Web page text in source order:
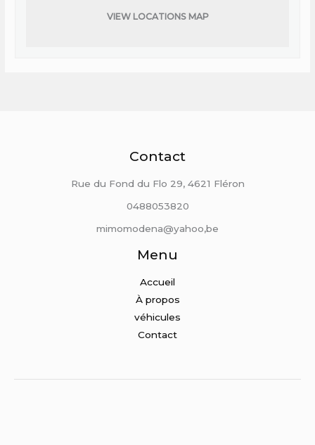
VIEW LOCATIONS MAP
Contact
Rue du Fond du Flo 29, 4621 Fléron
0488053820
mimomodena@yahoo,be
Menu
Accueil
À propos
véhicules
Contact